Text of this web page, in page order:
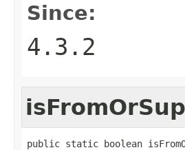
Since:
4.3.2
public static boolean